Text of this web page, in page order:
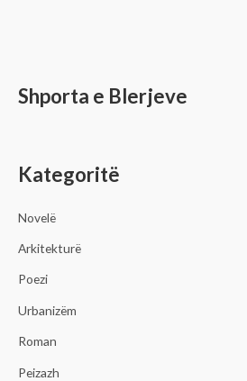
Shporta e Blerjeve
Kategoritë
Novelë
Arkitekturë
Poezi
Urbanizëm
Roman
Peizazh